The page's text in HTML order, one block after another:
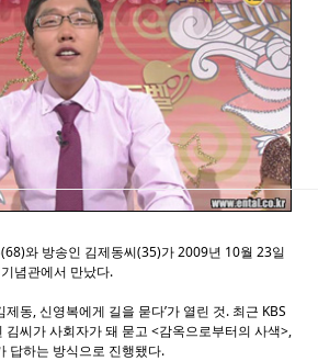
와 방송인 김제동씨(35)가 2009년 10월 23일
념관에서 만났다.
제동, 신영복에게 길을 묻다’가 열린 것. 최근 KBS
김씨가 사회자가 돼 묻고 <감옥으로부터의 사색>,
답하는 방식으로 진행됐다.